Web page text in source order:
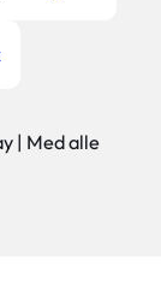
| Med alle